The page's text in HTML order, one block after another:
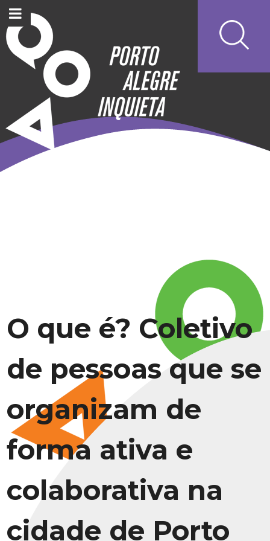
O que é? Coletivo
de pessoas que se
organizam de
forma ativa e
colaborativa na
cidade de Porto